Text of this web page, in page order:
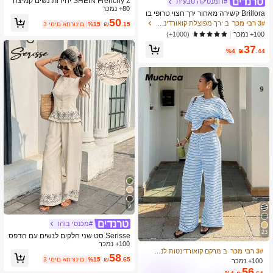
#רומנטיקה טבעית
Brillora קשירה מאחור ירך חצוי טרופי בו
הו אאוטפיט שני חלקים לנשים
3# רבי מכר
100+ נמכר
(1000+)
₪37 .44
%4
23
3# רבי מכר
ב מרקם קואורדינטות לנשים
100+ נמכר
תחרה ניגודיות ומכנסיים קצרים סט מזדמ
80+ נמכר
₪50.15
%15 3 ימים אחרונים
9
#מכנסי בוהו
Serisse סט שני חלקים לנשים עם הדפס
פרחוני, וסט ומכנסיים חזה יחיד
100+ נמכר
₪58.65
%15 3 ימים אחרונים